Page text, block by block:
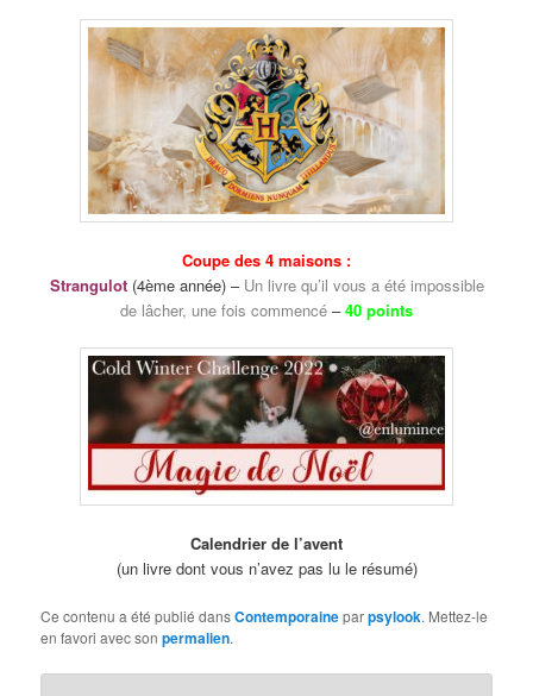
Coupe des 4 maisons :
Strangulot(4ème année) – Un livre qu’il vous a été impossible
de lâcher, une fois commencé –40 points
Calendrier de l’avent
(un livre dont vous n’avez pas lu le résumé)
Ce contenu a été publié dansContemporaineparpsylook. Mettez-le
en favori avec sonpermalien.